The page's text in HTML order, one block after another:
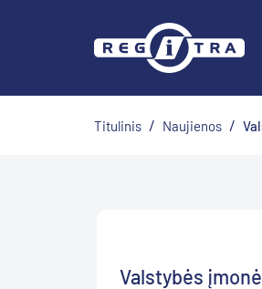
Titulinis / Naujienos /
Valstybės